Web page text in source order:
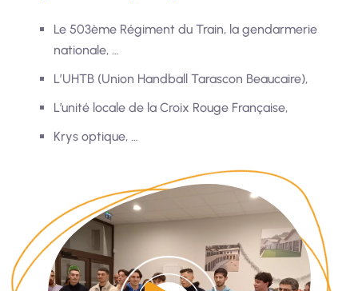
Le 503ème Régiment du Train, la gendarmerie
nationale, …
L’UHTB (Union Handball Tarascon Beaucaire),
L’unité locale de la Croix Rouge Française,
Krys optique, …